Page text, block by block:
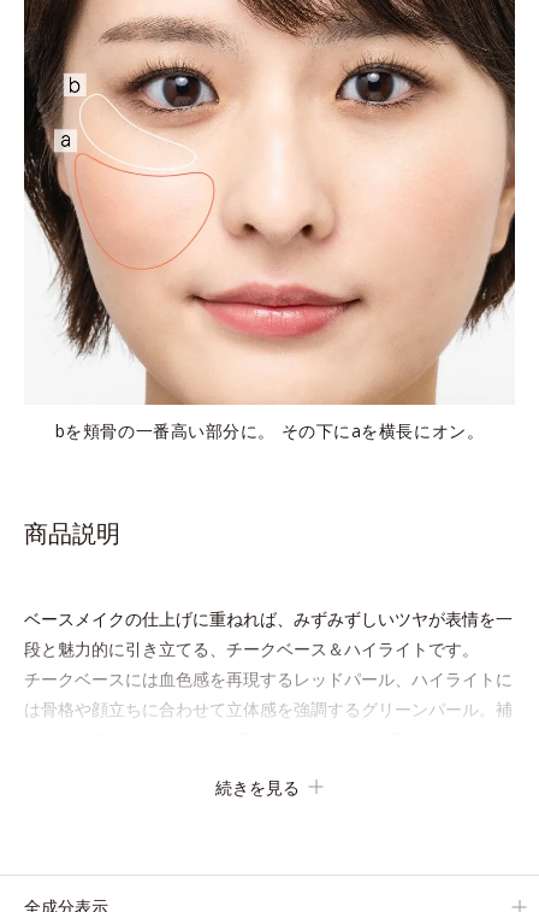
bを頬骨の一番高い部分に。 その下にaを横長にオン。
商品説明
ベースメイクの仕上げに重ねれば、みずみずしいツヤが表情を一
段と魅力的に引き立てる、チークベース＆ハイライトです。
チークベースには血色感を再現するレッドパール、ハイライトに
は骨格や顔立ちに合わせて立体感を強調するグリーンパール。補
続きを見る
全成分表示